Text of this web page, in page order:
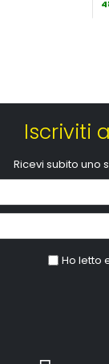
Iscriviti
Ricevi subito uno
Ho letto